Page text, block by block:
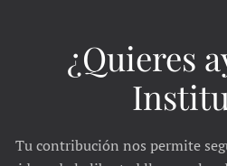
¿Quieres
Tu contribución nos permite